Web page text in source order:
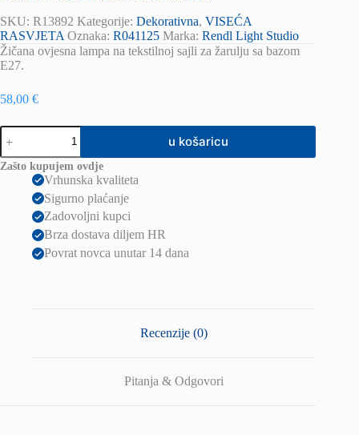
SKU: R13892 Kategorije: Dekorativna, VISEĆA
RASVJETA Oznaka: R041125 Marka: Rendl Light Studio
Žičana ovjesna lampa na tekstilnoj sajli za žarulju sa bazom
E27.
58,00 €
ILUSIA
viseća
crna
230V
količina
u košaricu
Zašto kupujem ovdje
Vrhunska kvaliteta
Sigurno plaćanje
Zadovoljni kupci
Brza dostava diljem HR
Povrat novca unutar 14 dana
Recenzije (0)
Pitanja & Odgovori